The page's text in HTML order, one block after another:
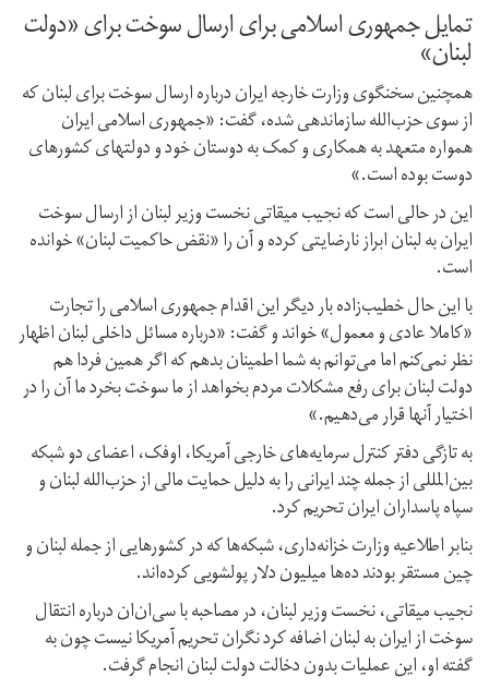
تمایل جمهوری اسلامی برای ارسال سوخت برای «دولت
لبنان»
همچنین سخنگوی وزارت خارجه ایران درباره ارسال سوخت برای لبنان که
از سوی حزب‌الله سازماندهی شده، گفت: «جمهوری اسلامی ایران
همواره متعهد به همکاری و کمک به دوستان خود و دولتهای کشورهای
دوست بوده است.»
این در حالی است که نجیب میقاتی نخست وزیر لبنان از ارسال سوخت
ایران به لبنان ابراز نارضایتی کرده و آن را «نقض حاکمیت لبنان» خوانده
است.
با این حال خطیب‌زاده بار دیگر این اقدام جمهوری اسلامی را تجارت
«کاملا عادی و معمول» خواند و گفت: «درباره مسائل داخلی لبنان اظهار
نظر نمی‌کنم اما می‌توانم به شما اطمینان بدهم که اگر همین فردا هم
دولت لبنان برای رفع مشکلات مردم بخواهد از ما سوخت بخرد ما آن را در
اختیار آنها قرار می‌دهیم.»
به تازگی دفتر کنترل سرمایه‌های خارجی آمریکا، اوفک، اعضای دو شبکه
بین‌المللی از جمله چند ایرانی را به دلیل حمایت مالی از حزب‌الله لبنان و
سپاه پاسداران ایران تحریم کرد.
بنابر اطلاعیه وزارت خزانه‌داری، شبکه‌ها که در کشورهایی از جمله لبنان و
چین مستقر بودند ده‌ها میلیون دلار پولشویی کرده‌اند.
نجیب میقاتی، نخست وزیر لبنان، در مصاحبه با سی‌ان‌ان درباره انتقال
سوخت از ایران به لبنان اضافه کرد نگران تحریم آمریکا نیست چون به
گفته او، این عملیات بدون دخالت دولت لبنان انجام گرفت.